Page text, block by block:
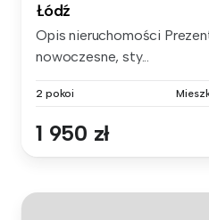
Łódź
Opis nieruchomości
nowoczesne, sty...
2 pokoi
1 950 zł